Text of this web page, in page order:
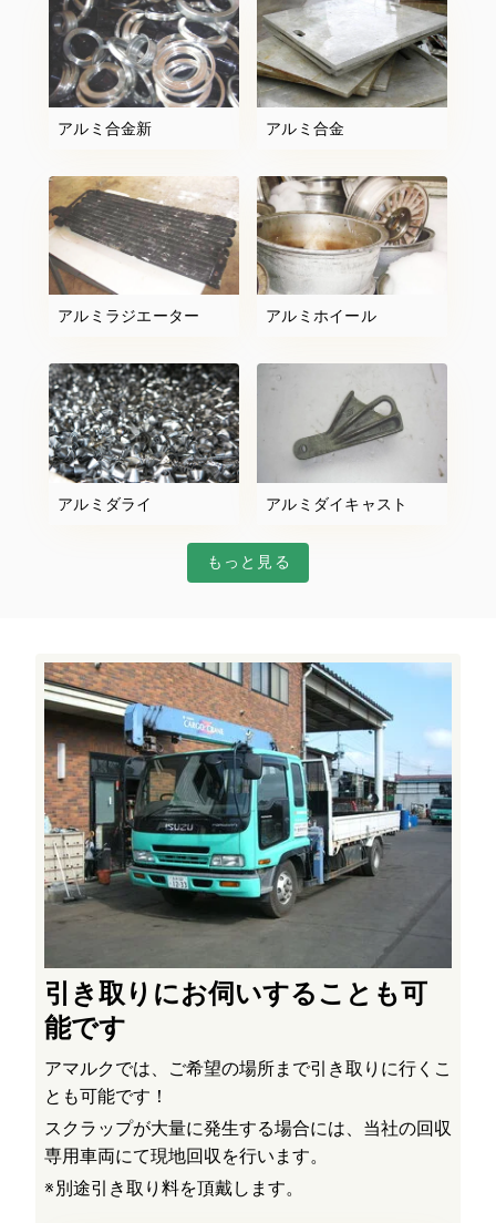
アルミ合金新 アルミ合金
アルミラジエーター アルミホイール
アルミダライ アルミダイキャスト
もっと見る
引き取りにお伺いすることも可
能です
アマルクでは、ご希望の場所まで引き取りに行くこ
とも可能です！
スクラップが大量に発生する場合には、当社の回収
専用車両にて現地回収を行います。
※ 別途引き取り料を頂戴します。